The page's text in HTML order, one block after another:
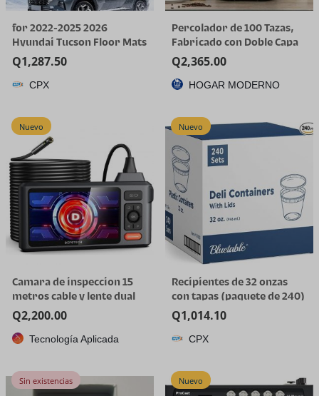
for 2022-2025 2026
Hyundai Tucson Floor Mats
(Gas Models Only) | All-
Weather TPE Car Mats &
Cargo Liner, Custom Fit for
Q1,287.50
CPX
Percolador de 100 Tazas,
Fabricado con Doble Capa
de Acero Inoxidable
Q2,365.00
HOGAR MODERNO
Nuevo
Camara de inspeccion 15
metros cable y lente dual
Q2,200.00
Tecnología Aplicada
Nuevo
Recipientes de 32 onzas
con tapas (paquete de 240)
a granel – Recipiente de
plástico de cuarto de galón
con tapa, desechable, 32
alimentos, recipiente alto
Q1,014.10
CPX
Sin existencias Nuevo